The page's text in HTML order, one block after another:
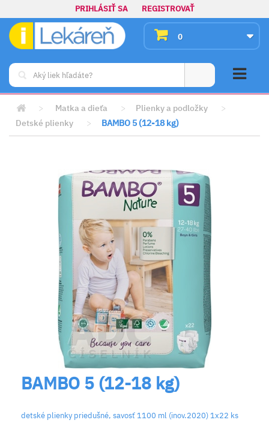
PRIHLÁSIŤ SA REGISTROVAŤ
0
> Matka a dieťa > Plienky a podložky
>
Detské plienky
> BAMBO 5 (12-18 kg)
BAMBO 5 (12-18 kg)
detské plienky priedušné, savosť 1100 ml (inov.2020) 1x22 ks